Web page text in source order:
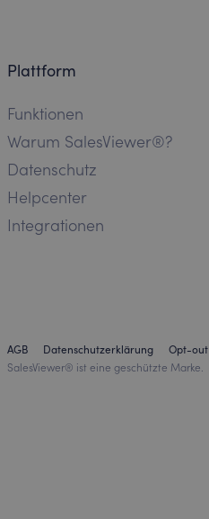
Plattform
Funktionen
Warum SalesViewer®?
Datenschutz
Helpcenter
Integrationen
AGB Datenschutzerklärung Opt-out
SalesViewer® ist eine geschützte Marke.